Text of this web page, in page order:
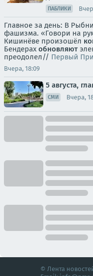
ПАБЛИКИ
Главное за день: В
фашизма. «Говори на
Кишинёве произошёл
Бендерах обновляют
преодолел// Первый
Вчера, 18:09
5 августа,
СМИ Вчера,
© Лента